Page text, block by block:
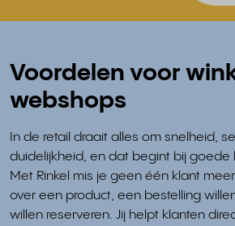
Voordelen voor
webshops
In de retail draait alles om snelheid,
duidelijkheid, en dat begint bij goede
Met Rinkel mis je geen één klant
over een product, een bestelling
willen reserveren. Jij helpt klanten